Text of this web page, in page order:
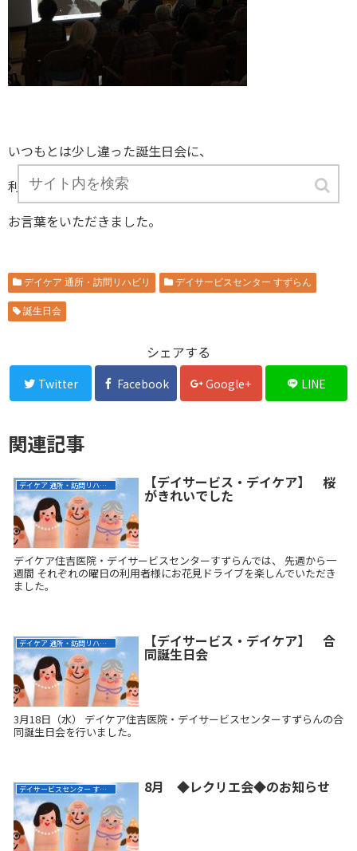
いつもとは少し違った誕生日会に、
利用者様からも「よかったよ。」との
お言葉をいただきました。
デイケア 通所・訪問リハビリ デイサービスセンター すずらん
誕生日会
シェアする
Twitter Facebook Google+ LINE
関連記事
デイケア 通所・訪問リハビリ 【デイサービス・デイケア】 桜
がきれいでした
デイケア住吉医院・デイサービスセンターすずらんでは、 先週から一
週間 それぞれの曜日の利用者様にお花見ドライブを楽しんでいただき
ました。
デイケア 通所・訪問リハビリ 【デイサービス・デイケア】 合
同誕生日会
3月18日（水） デイケア住吉医院・デイサービスセンターすずらんの合
同誕生日会を行いました。
デイサービスセンター すずらん 8月 ◆レクリエ会◆のお知らせ